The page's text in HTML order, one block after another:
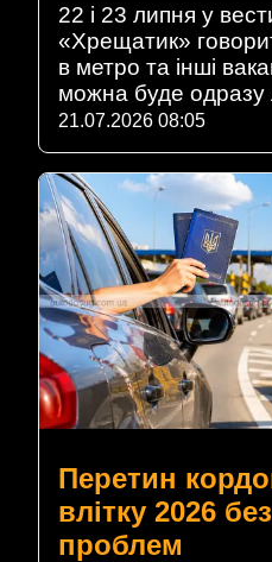
22 і 23 липня у
«Хрещатик»
в метро та інші
можна буде одразу
21.07.2026 08:05
Перетин
влітку 2026
проблем